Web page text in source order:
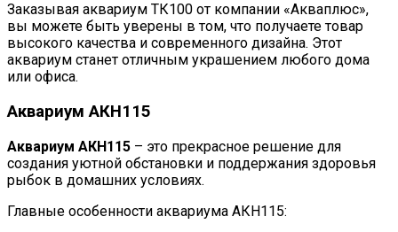
Заказывая аквариум ТК100 от компании «Акваплюс»,
вы можете быть уверены в том, что получаете товар
высокого качества и современного дизайна. Этот
аквариум станет отличным украшением любого дома
или офиса.
Аквариум АКН115
Аквариум АКН115 – это прекрасное решение для
создания уютной обстановки и поддержания здоровья
рыбок в домашних условиях.
Главные особенности аквариума АКН115: